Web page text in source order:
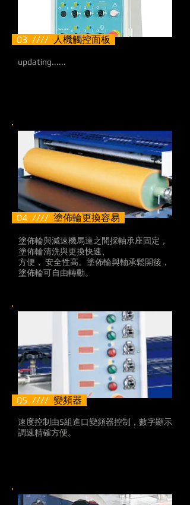
03 //// 人機觸控面板
updating......
04 //// 塗佈輪更換容易
塗佈輪與減速機馬達之間採軸承座固定，
塗佈輪清洗與更換快速、
方便， 安全性高。塗佈輪與軸承鬆開後，
塗佈輪可自由轉動。
05 //// 變頻器
速度控制由5組進口變頻器控制，數字顯示
調速精確方便。